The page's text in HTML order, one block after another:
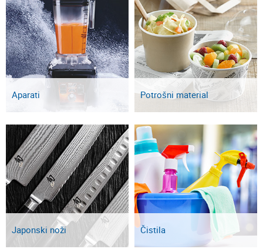
Aparati Potrošni material
Japonski noži Čistila